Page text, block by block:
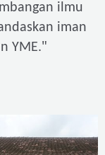
ilmu
iman
YME."